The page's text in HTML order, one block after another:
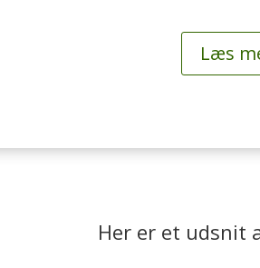
Læs
Her er et udsnit